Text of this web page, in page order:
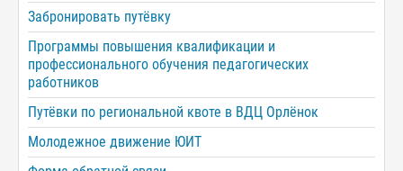
Забронировать путёвку
Программы повышения квалификации и
профессионального обучения педагогических
работников
Путёвки по региональной квоте в ВДЦ Орлёнок
Молодежное движение ЮИТ